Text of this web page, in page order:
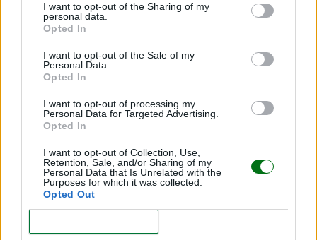
I want to opt-out of the Sharing of my
personal data.
Opted In
I want to opt-out of the Sale of my
Personal Data.
Opted In
I want to opt-out of processing my
Personal Data for Targeted Advertising.
Opted In
I want to opt-out of Collection, Use,
Retention, Sale, and/or Sharing of my
Personal Data that Is Unrelated with the
Purposes for which it was collected.
Opted Out
Lucio.Uno de los nombres de niño españoles
antiguos que se traduce como "el
resplandeciente".
Luis.Es un nombre que indica fuerza, ya que se
Manuel.Nombre de origen hebreo que significa
"Dios está con nosotros".
Mario.Este nombre español es la forma
masculina para María y significa "el elegido".
Mateo.Este nombre se asocia con el hebreo